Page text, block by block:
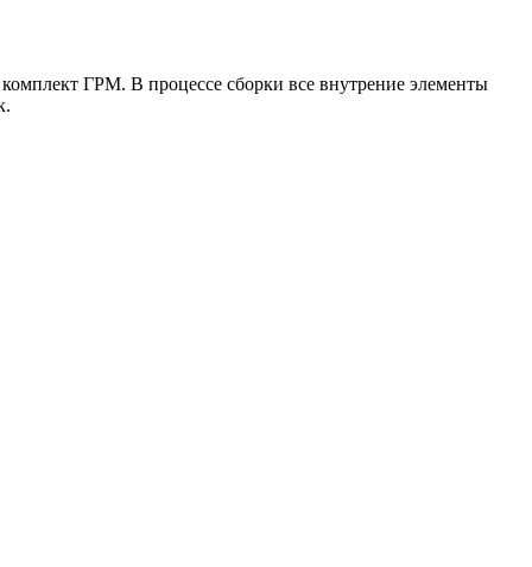
ГРМ. В процессе сборки все внутрение элементы